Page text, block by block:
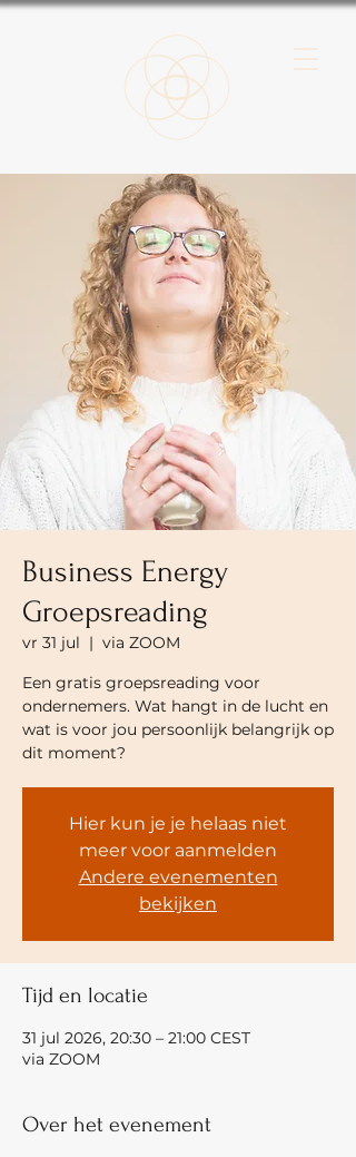
Business Energy
Groepsreading
vr 31 jul
  |
via ZOOM
Een gratis groepsreading voor
ondernemers. Wat hangt in de lucht en
wat is voor jou persoonlijk belangrijk op
dit moment?
Hier kun je je helaas niet
meer voor aanmelden
Andere evenementen
bekijken
Tijd en locatie
31 jul 2026, 20:30 – 21:00 CEST
via ZOOM
Over het evenement